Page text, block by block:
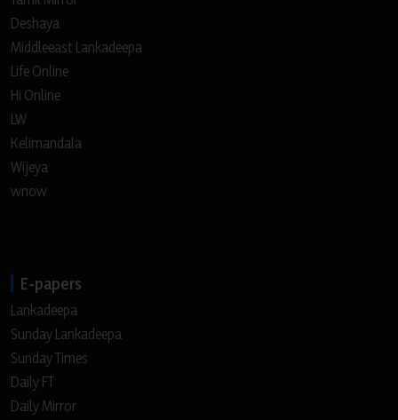
Deshaya
Middleeast Lankadeepa
Life Online
Hi Online
LW
Kelimandala
Wijeya
wnow
E-papers
Lankadeepa
Sunday Lankadeepa
Sunday Times
Daily FT
Daily Mirror